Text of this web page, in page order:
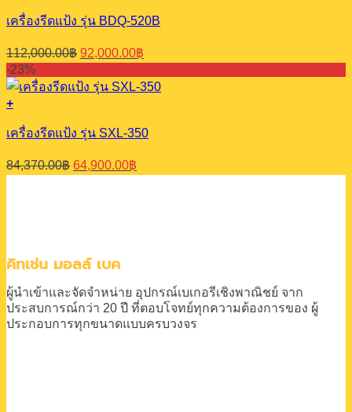
เครื่องรีดแป้ง รุ่น BDQ-520B
112,000.00฿ Original
price
was:
112,000.00฿.
92,000.00฿
price
is:
92,000.00฿.
-23%
+
เครื่องรีดแป้ง รุ่น SXL-350
84,370.00฿ Original
price
64,900.00฿
price
คิทเช่น มอลล์ เบค
ผู้นำเข้าและจัดจำหน่าย อุปกรณ์เบเกอรีเชิงพาณิชย์ จาก
ประสบการณ์กว่า 20 ปี ที่ตอบโจทย์ทุกความต้องการของ ผู้
ประกอบการทุกขนาดแบบครบวงจร